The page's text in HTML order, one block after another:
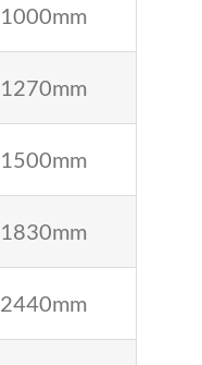
1000mm
1270mm
1500mm
1830mm
2440mm